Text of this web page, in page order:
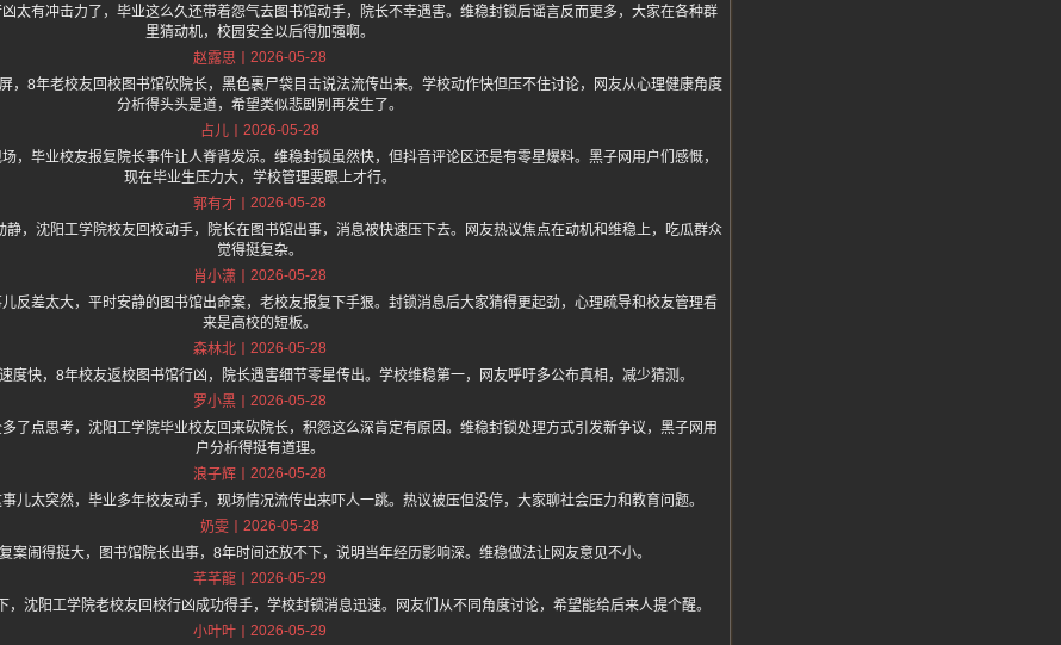
太有冲击力了，毕业这么久还带着怨气去图书馆动手，院长不幸遇害。维稳封锁后谣言反而更多，大家在各种群
里猜动机，校园安全以后得加强啊。
赵露思
2026-05-28
，8年老校友回校图书馆砍院长，黑色裹尸袋目击说法流传出来。学校动作快但压不住讨论，网友从心理健康角度
分析得头头是道，希望类似悲剧别再发生了。
占儿
2026-05-28
，毕业校友报复院长事件让人脊背发凉。维稳封锁虽然快，但抖音评论区还是有零星爆料。黑子网用户们感慨，
现在毕业生压力大，学校管理要跟上才行。
郭有才
2026-05-28
，沈阳工学院校友回校动手，院长在图书馆出事，消息被快速压下去。网友热议焦点在动机和维稳上，吃瓜群众
觉得挺复杂。
肖小潇
2026-05-28
反差太大，平时安静的图书馆出命案，老校友报复下手狠。封锁消息后大家猜得更起劲，心理疏导和校友管理看
来是高校的短板。
森林北
2026-05-28
度快，8年校友返校图书馆行凶，院长遇害细节零星传出。学校维稳第一，网友呼吁多公布真相，减少猜测。
罗小黑
2026-05-28
了点思考，沈阳工学院毕业校友回来砍院长，积怨这么深肯定有原因。维稳封锁处理方式引发新争议，黑子网用
户分析得挺有道理。
浪子辉
2026-05-28
儿太突然，毕业多年校友动手，现场情况流传出来吓人一跳。热议被压但没停，大家聊社会压力和教育问题。
奶雯
2026-05-28
案闹得挺大，图书馆院长出事，8年时间还放不下，说明当年经历影响深。维稳做法让网友意见不小。
芊芊龍
2026-05-29
，沈阳工学院老校友回校行凶成功得手，学校封锁消息迅速。网友们从不同角度讨论，希望能给后来人提个醒。
小叶叶
2026-05-29